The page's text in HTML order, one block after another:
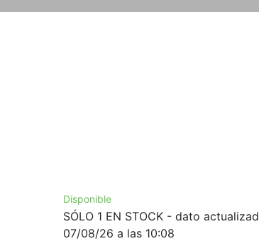
Disponible
SÓLO 1 EN STOCK - dato
07/08/26 a las 10:08